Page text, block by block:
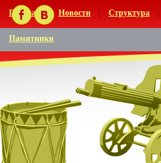
Главная Новости Структура
Памятники